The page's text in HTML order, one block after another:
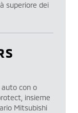
superiore dei
auto con o
insieme
Mitsubishi